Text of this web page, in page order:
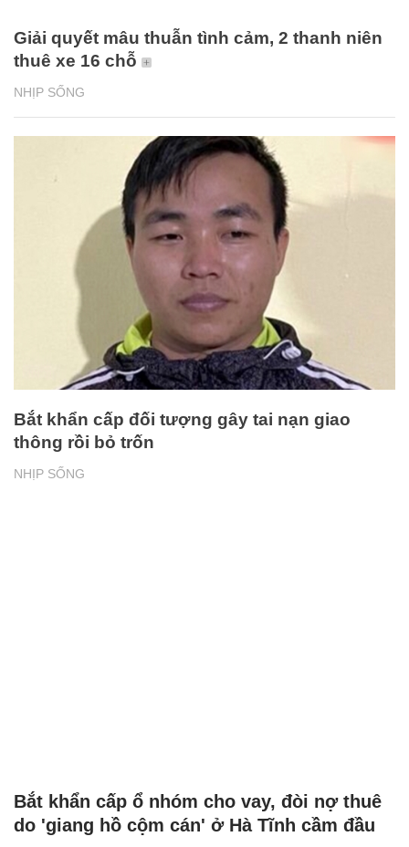
NHỊP SỐNG
Giải quyết mâu thuẫn tình cảm, 2 thanh niên
thuê xe 16 chỗ
NHỊP SỐNG
Bắt khẩn cấp đối tượng gây tai nạn giao
thông rồi bỏ trốn
Bắt khẩn cấp ổ nhóm cho vay, đòi nợ thuê
do 'giang hồ cộm cán' ở Hà Tĩnh cầm đầu